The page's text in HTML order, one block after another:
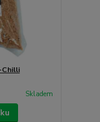
Chilli
Skladem